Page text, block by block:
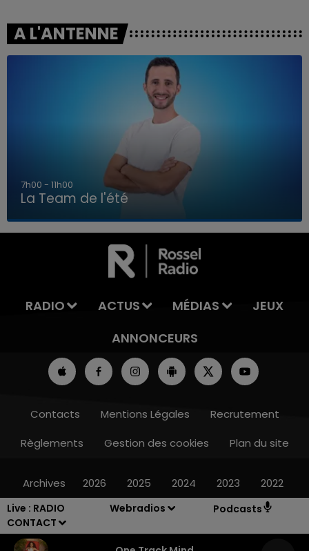
Live : RADIO
CONTACT
Webradios Podcasts
LA TEAM DE L'ÉTÉ
A L'ANTENNE
7h00 - 11h00
La Team de l'été
RADIO ACTUS MÉDIAS
JEUX
ANNONCEURS
Contacts Mentions Légales
Recrutement
Règlements
Gestion des cookies Plan du site
Archives 2026 2025 2024 2023 2022